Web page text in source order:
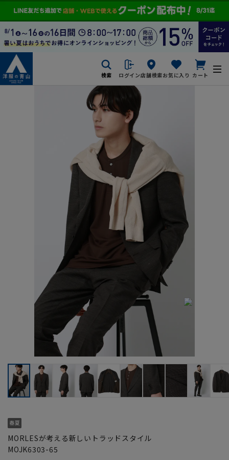
検索 ログイン店舗検索お気に入り カート
MORLESが考える新しいトラッドスタイル
MOJK6303-65